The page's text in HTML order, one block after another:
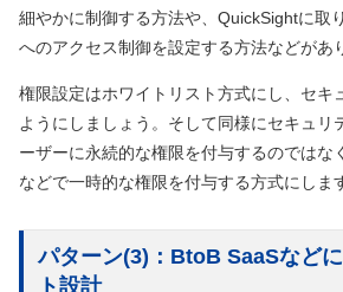
細やかに制御する方法や、QuickSightに取
へのアクセス制御を設定する方法などがあ
権限設定はホワイトリスト方式にし、セキ
ようにしましょう。そして同様にセキュリ
ーザーに永続的な権限を付与するのではな
などで一時的な権限を付与する方式にしま
パターン(3)：BtoB SaaSなど
ト設計